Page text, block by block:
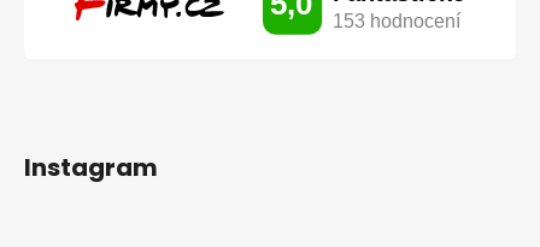
Instagram